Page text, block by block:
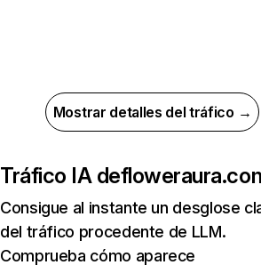
Mostrar detalles del tráfico →
Tráfico IA de
Consigue al instante un desglose
del tráfico procedente de LLM.
Comprueba cómo aparece